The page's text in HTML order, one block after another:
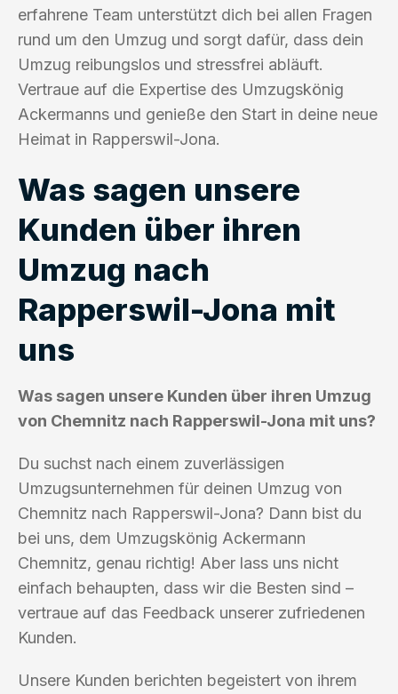
erfahrene Team unterstützt dich bei allen Fragen
rund um den Umzug und sorgt dafür, dass dein
Umzug reibungslos und stressfrei abläuft.
Vertraue auf die Expertise des Umzugskönig
Ackermanns und genieße den Start in deine neue
Heimat in Rapperswil-Jona.
Was sagen unsere
Kunden über ihren
Umzug nach
Rapperswil-Jona mit
uns
Was sagen unsere Kunden über ihren Umzug
von Chemnitz nach Rapperswil-Jona mit uns?
Du suchst nach einem zuverlässigen
Umzugsunternehmen für deinen Umzug von
Chemnitz nach Rapperswil-Jona? Dann bist du
bei uns, dem Umzugskönig Ackermann
Chemnitz, genau richtig! Aber lass uns nicht
einfach behaupten, dass wir die Besten sind –
vertraue auf das Feedback unserer zufriedenen
Kunden.
Unsere Kunden berichten begeistert von ihrem